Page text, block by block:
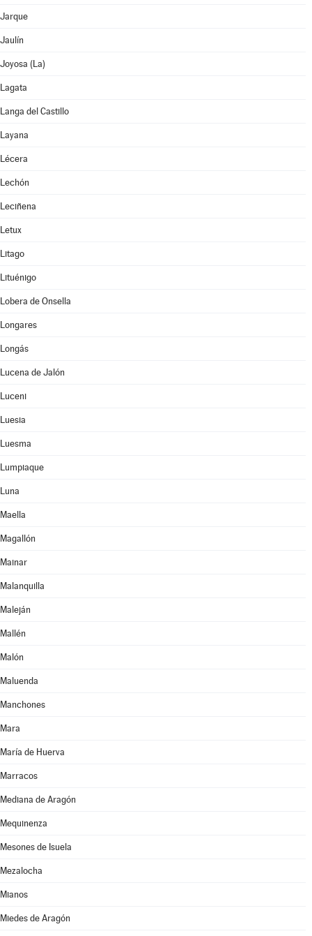
Jarque
Jaulín
Joyosa (La)
Lagata
Langa del Castillo
Layana
Lécera
Lechón
Leciñena
Letux
Litago
Lituénigo
Lobera de Onsella
Longares
Longás
Lucena de Jalón
Luceni
Luesia
Luesma
Lumpiaque
Luna
Maella
Magallón
Mainar
Malanquilla
Maleján
Mallén
Malón
Maluenda
Manchones
Mara
María de Huerva
Marracos
Mediana de Aragón
Mequinenza
Mesones de Isuela
Mezalocha
Mianos
Miedes de Aragón